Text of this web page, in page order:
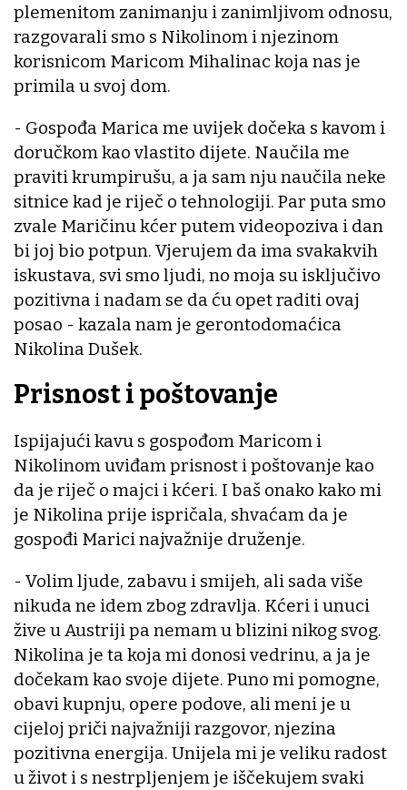
plemenitom zanimanju i zanimljivom odnosu,
razgovarali smo s Nikolinom i njezinom
korisnicom Maricom Mihalinac koja nas je
primila u svoj dom.
- Gospođa Marica me uvijek dočeka s kavom i
doručkom kao vlastito dijete. Naučila me
praviti krumpirušu, a ja sam nju naučila neke
sitnice kad je riječ o tehnologiji. Par puta smo
zvale Maričinu kćer putem videopoziva i dan
bi joj bio potpun. Vjerujem da ima svakakvih
iskustava, svi smo ljudi, no moja su isključivo
pozitivna i nadam se da ću opet raditi ovaj
posao - kazala nam je gerontodomaćica
Nikolina Dušek.
Prisnost i poštovanje
Ispijajući kavu s gospođom Maricom i
Nikolinom uviđam prisnost i poštovanje kao
da je riječ o majci i kćeri. I baš onako kako mi
je Nikolina prije ispričala, shvaćam da je
gospođi Marici najvažnije druženje.
- Volim ljude, zabavu i smijeh, ali sada više
nikuda ne idem zbog zdravlja. Kćeri i unuci
žive u Austriji pa nemam u blizini nikog svog.
Nikolina je ta koja mi donosi vedrinu, a ja je
dočekam kao svoje dijete. Puno mi pomogne,
obavi kupnju, opere podove, ali meni je u
cijeloj priči najvažniji razgovor, njezina
pozitivna energija. Unijela mi je veliku radost
u život i s nestrpljenjem je iščekujem svaki